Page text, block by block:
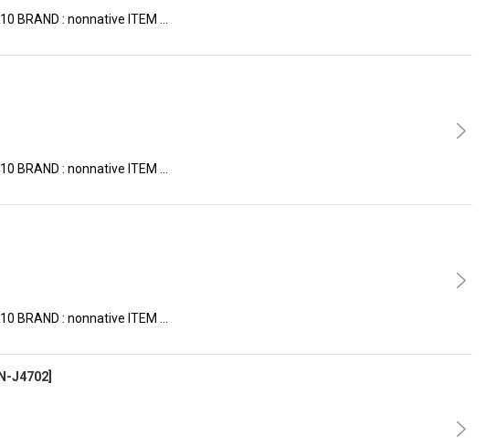
BRAND : nonnative ITEM …
BRAND : nonnative ITEM …
BRAND : nonnative ITEM …
J4702